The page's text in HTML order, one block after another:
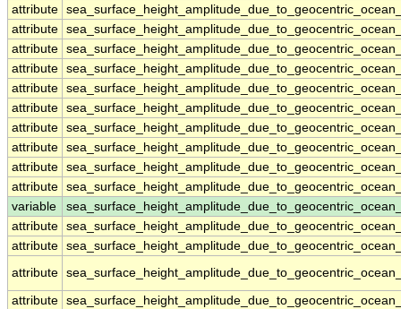
attribute
attribute
attribute
attribute
attribute
attribute
attribute
attribute
attribute
attribute
variable
attribute
attribute
attribute
attribute